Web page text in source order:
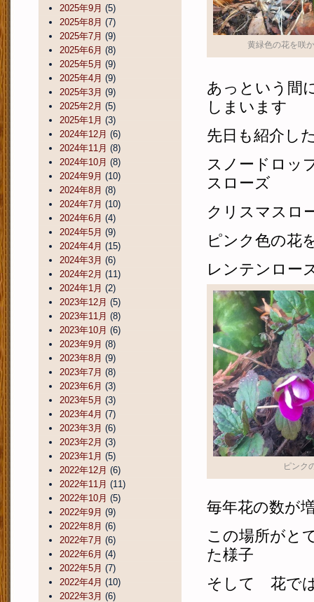
黄緑色の花を咲
あっという間
しまいます
ピンク
先日も紹介し
スノードロッ
スローズ
クリスマスロ
ピンク色の花
レンテンロー
毎年花の数が
この場所がと
た様子
そして 花で
2025年9月 (5)
2025年8月 (7)
2025年7月 (9)
2025年6月 (8)
2025年5月 (9)
2025年4月 (9)
2025年3月 (9)
2025年2月 (5)
2025年1月 (3)
2024年12月 (6)
2024年11月 (8)
2024年10月 (8)
2024年9月 (10)
2024年8月 (8)
2024年7月 (10)
2024年6月 (4)
2024年5月 (9)
2024年4月 (15)
2024年3月 (6)
2024年2月 (11)
2024年1月 (2)
2023年12月 (5)
2023年11月 (8)
2023年10月 (6)
2023年9月 (8)
2023年8月 (9)
2023年7月 (8)
2023年6月 (3)
2023年5月 (3)
2023年4月 (7)
2023年3月 (6)
2023年2月 (3)
2023年1月 (5)
2022年12月 (6)
2022年11月 (11)
2022年10月 (5)
2022年9月 (9)
2022年8月 (6)
2022年7月 (6)
2022年6月 (4)
2022年5月 (7)
2022年4月 (10)
2022年3月 (6)